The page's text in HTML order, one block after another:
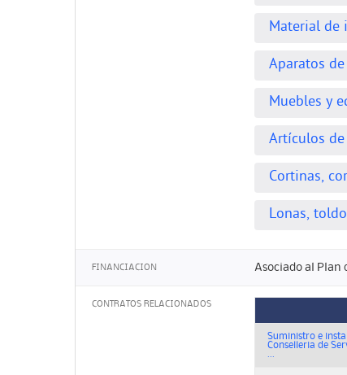
Material de
Aparatos
Muebles y
Artículos
Cortinas,
Lonas,
FINANCIACION Asociado al Plan
CONTRATOS RELACIONADOS
Suministro e
Conselleria de
...